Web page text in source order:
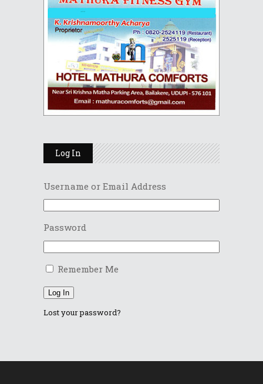
Log In
Username or Email Address
Password
Remember Me
Log In
Lost your password?